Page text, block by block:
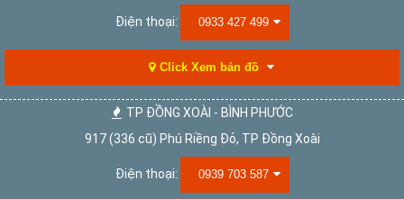
Điện thoại: 0933 427 499
Click Xem bản đồ
TP ĐỒNG XOÀI - BÌNH PHƯỚC
917 (336 cũ) Phú Riềng Đỏ, TP Đồng Xoài
Điện thoại: 0939 703 587